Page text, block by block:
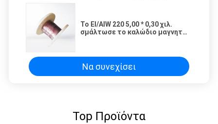
Το EI/AIW 220 5,00 * 0,30 χιλ.
σμάλτωσε το καλώδιο μαγνητών
Να συνεχίσει
Top Προϊόντα